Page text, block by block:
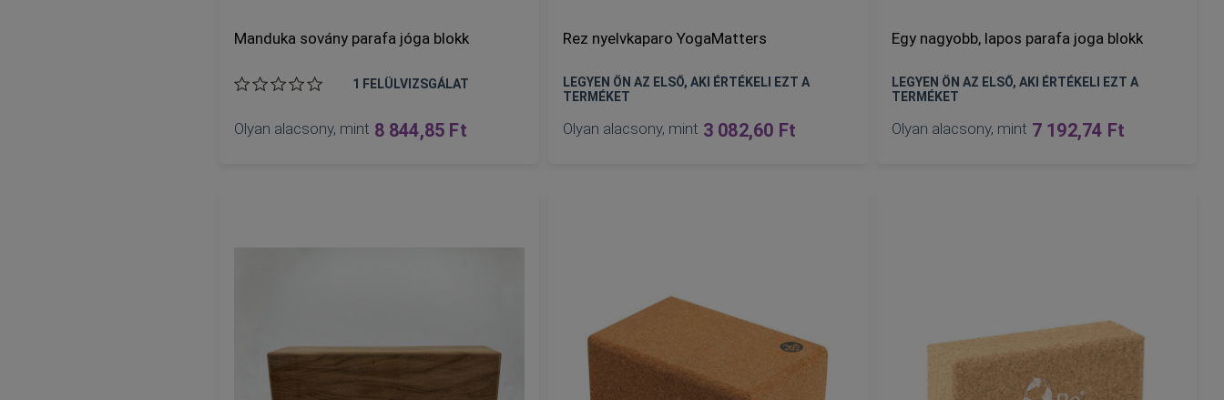
Manduka sovány parafa jóga blokk
1 FELÜLVIZSGÁLAT
Olyan alacsony, mint 8 844,85 Ft
Rez nyelvkaparo YogaMatters
LEGYEN ÖN AZ ELSŐ, AKI ÉRTÉKELI EZT A
TERMÉKET
Olyan alacsony, mint 3 082,60 Ft
Egy nagyobb, lapos parafa joga blokk
LEGYEN ÖN AZ ELSŐ, AKI ÉRTÉKELI EZT A
TERMÉKET
Olyan alacsony, mint 7 192,74 Ft